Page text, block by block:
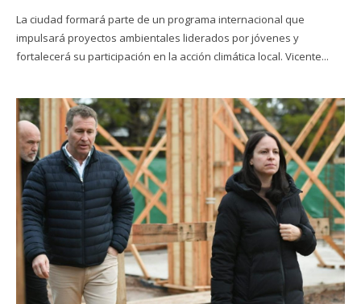
La ciudad formará parte de un programa internacional que
impulsará proyectos ambientales liderados por jóvenes y
fortalecerá su participación en la acción climática local. Vicente...